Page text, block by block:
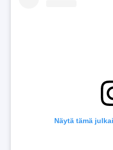
Näytä tämä